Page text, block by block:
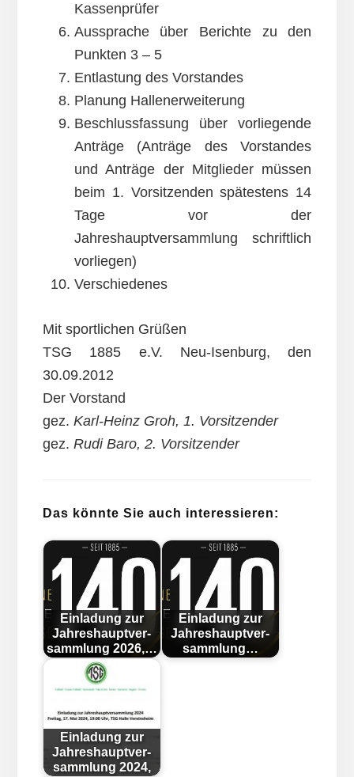
Kassenprüfer
Aussprache über Berichte zu den
Punkten 3 – 5
Entlastung des Vorstandes
Planung Hallenerweiterung
Beschlussfassung über vorliegende
Anträge (Anträge des Vorstandes
und Anträge der Mitglieder müssen
beim 1. Vorsitzenden spätestens 14
Tage vor der
Jahreshauptversammlung schriftlich
vorliegen)
Verschiedenes
Mit sportlichen Grüßen
TSG 1885 e.V. Neu-Isenburg, den
30.09.2012
Der Vorstand
gez. Karl-Heinz Groh, 1. Vorsitzender
gez. Rudi Baro, 2. Vorsitzender
Das könnte Sie auch interessieren:
Ein­lad­ung zur
Jahr­es­haupt­ver­
samm­lung 2026,…
Ein­lad­ung zur
Jahr­es­haupt­ver­
samm­lung…
Ein­lad­ung zur
Jahr­es­haupt­ver­
samm­lung 2024,